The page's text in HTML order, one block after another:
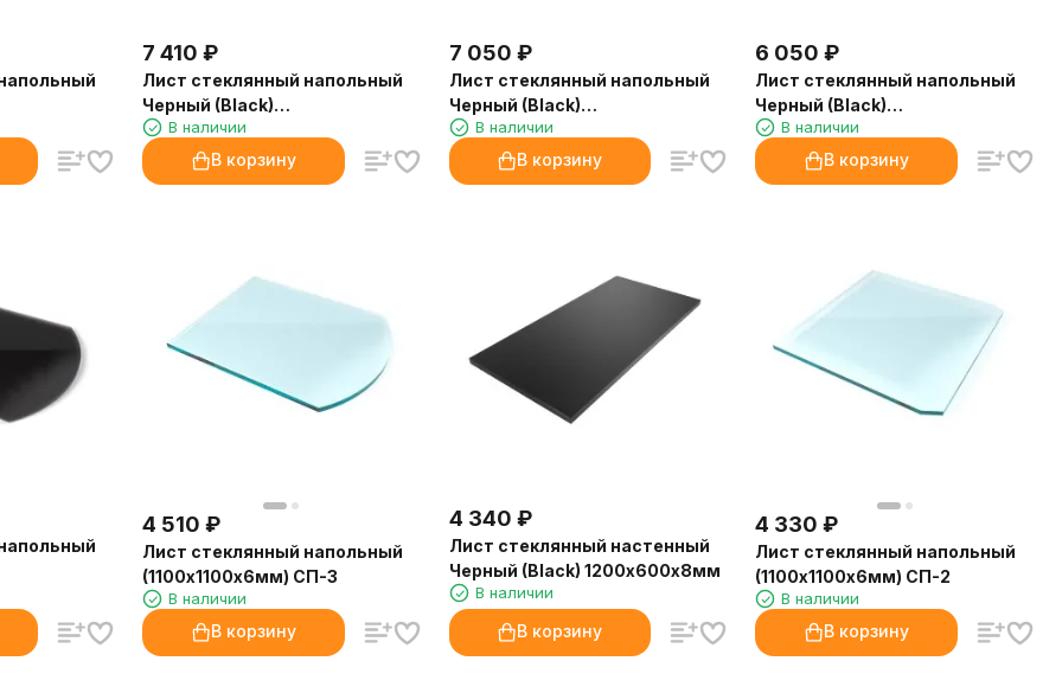
3
7 410 ₽
Лист стеклянный напольный
Черный (Black)
(1100х1100х8мм) СП-1
В наличии
В корзину
7 050 ₽
Лист стеклянный напольный
Черный (Black)
(1100х1100х8мм) СП-2
В наличии
В корзину
6 050 ₽
Лист стеклянный напольный
Черный (Black)
(1100х850х8мм) СП-4
В наличии
В корзину
5
4 510 ₽
Лист стеклянный напольный
(1100х1100х6мм) СП-3
В наличии
В корзину
4 340 ₽
Лист стеклянный настенный
Черный (Black) 1200х600х8мм
В наличии
В корзину
4 330 ₽
Лист стеклянный напольный
(1100х1100х6мм) СП-2
В наличии
В корзину